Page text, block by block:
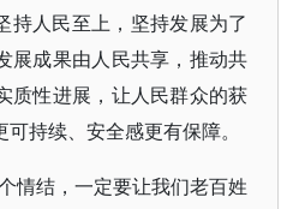
持人民至上，坚持发展为了
展成果由人民共享，推动共
质性进展，让人民群众的获
持续、安全感更有保障。
情结，一定要让我们老百姓